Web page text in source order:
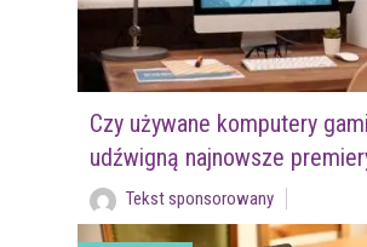
Czy używane komputery
udźwigną najnowsze
Tekst sponsorowany